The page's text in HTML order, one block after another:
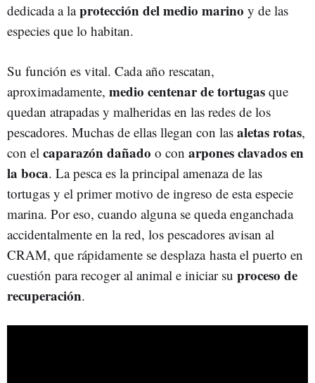
dedicada a laprotección del medio marino y de las
especies que lo habitan.
Su función es vital. Cada año rescatan,
aproximadamente, medio centenar de tortugas que
quedan atrapadas y malheridas en las redes de los
pescadores. Muchas de ellas llegan con las aletas rotas,
con el caparazón dañado o con arpones clavados en
la boca. La pesca es la principal amenaza de las
tortugas y el primer motivo de ingreso de esta especie
marina. Por eso, cuando alguna se queda enganchada
accidentalmente en la red, los pescadores avisan al
CRAM, que rápidamente se desplaza hasta el puerto en
cuestión para recoger al animal e iniciar su proceso de
recuperación.